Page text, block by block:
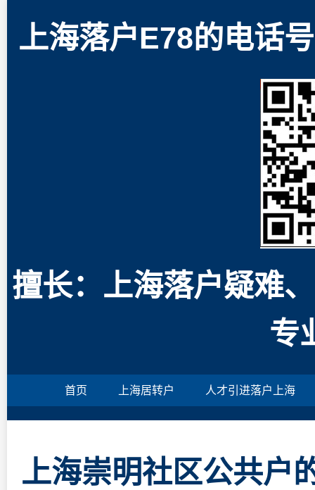
上海落户E78的电话
擅长：上海落户疑难
专
首页 上海居转户 人才引进落户上海
上海崇明社区公共户